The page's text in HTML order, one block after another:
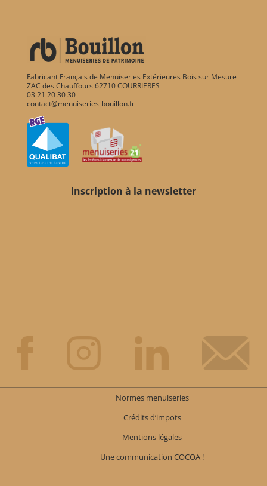
Fabricant Français de Menuiseries Extérieures Bois sur Mesure
ZAC des Chauffours 62710 COURRIERES
03 21 20 30 30
contact@menuiseries-bouillon.fr
Inscription à la newsletter
Normes menuiseries
Crédits d’impots
Mentions légales
Une communication COCOA !